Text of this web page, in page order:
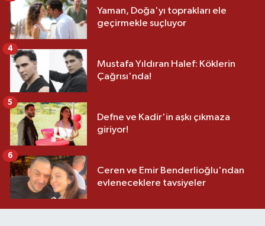
Yaman, Doğa'yı toprakları ele
geçirmekle suçluyor
Mustafa Yıldıran Halef: Köklerin
Çağrısı'nda!
4
Defne ve Kadir'in aşkı çıkmaza
giriyor!
5
Ceren ve Emir Benderlioğlu'ndan
evleneceklere tavsiyeler
6